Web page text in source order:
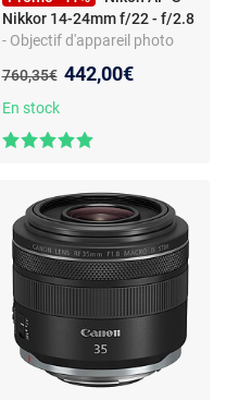
Nikkor 14-24mm f/22 - f/2.8
- Objectif d'appareil photo
f/2.8 - 9 lamelles - traitement
nano
Ancien prix :
760,35€ Nouveau prix :
442,00€
En stock